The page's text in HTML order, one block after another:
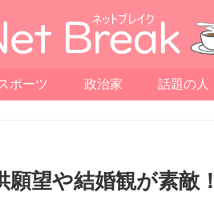
ポーツ 政治家 話題の人
望や結婚観が素敵！